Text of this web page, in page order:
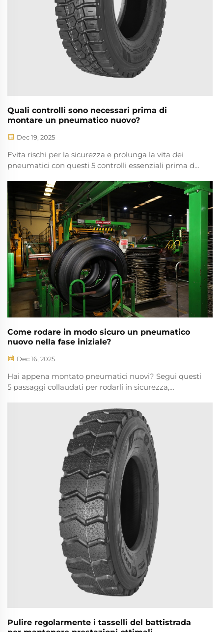
Quali controlli sono necessari prima di
montare un pneumatico nuovo?
Dec 19, 2025
Evita rischi per la sicurezza e prolunga la vita dei
pneumatici con questi 5 controlli essenziali prima del
prestazioni ottimali e la conformità alle normative.
Scarica subito il tuo elenco di controllo.
Come rodare in modo sicuro un pneumatico
nuovo nella fase iniziale?
Dec 16, 2025
Hai appena montato pneumatici nuovi? Segui questi
5 passaggi collaudati per rodarli in sicurezza,
pneumatici. Evita errori costosi: guida in modo più
intelligente già da oggi.
Pulire regolarmente i tasselli del battistrada